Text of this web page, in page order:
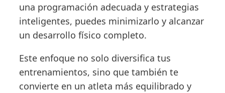
una programación adecuada y estrategias
inteligentes, puedes minimizarlo y alcanzar
un desarrollo físico completo.
Este enfoque no solo diversifica tus
entrenamientos, sino que también te
convierte en un atleta más equilibrado y